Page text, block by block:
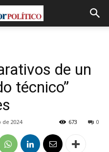
de un
técnico”
de 2024 0
673